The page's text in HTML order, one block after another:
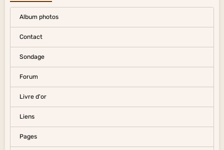
Album photos
Contact
Sondage
Forum
Livre d'or
Liens
Pages